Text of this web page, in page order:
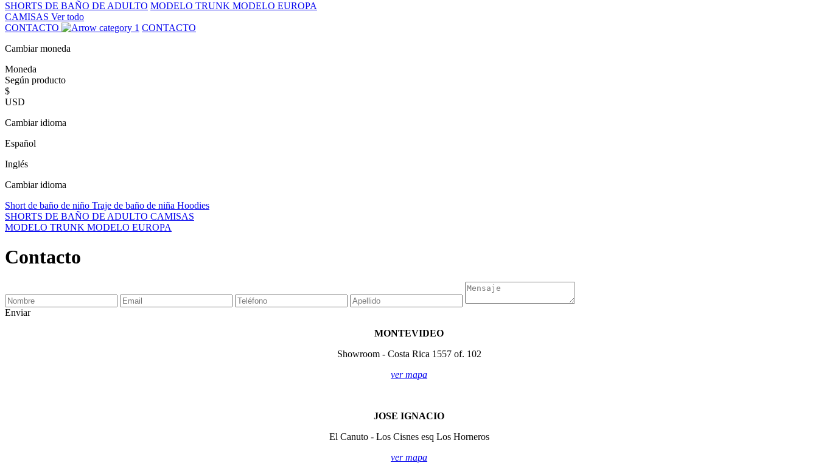
SHORTS DE BAÑO DE ADULTO MODELO TRUNK MODELO EUROPA
CAMISAS Ver todo
CONTACTO
CONTACTO
Cambiar moneda
Moneda
Según producto
$
USD
Cambiar idioma
Español
Inglés
Cambiar idioma
Short de baño de niño Traje de baño de niña Hoodies
SHORTS DE BAÑO DE ADULTO CAMISAS
MODELO TRUNK MODELO EUROPA
Contacto
Enviar
MONTEVIDEO
Showroom - Costa Rica 1557 of. 102
ver mapa
JOSE IGNACIO
El Canuto - Los Cisnes esq Los Horneros
ver mapa